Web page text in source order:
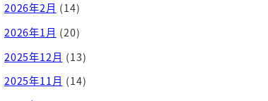
2026年2月 (14)
2026年1月 (20)
2025年12月 (13)
2025年11月 (14)